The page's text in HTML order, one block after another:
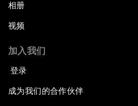
相册
视频
加入我们
登录
成为我们的合作伙伴